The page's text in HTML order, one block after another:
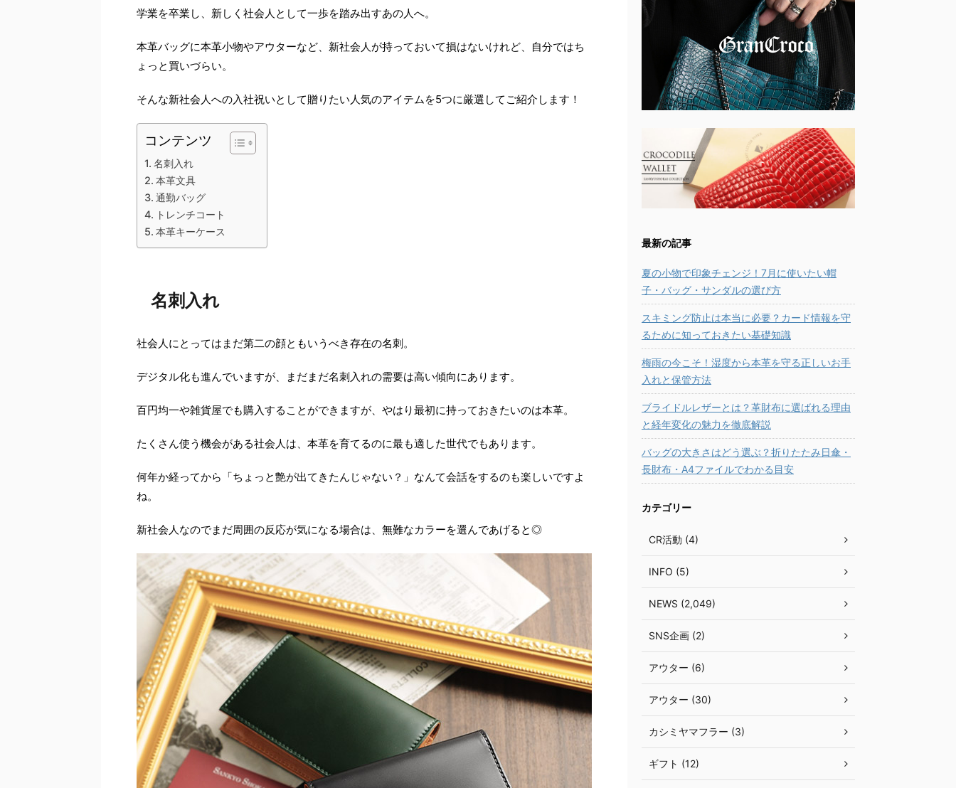
学業を卒業し、新しく社会人として一歩を踏み出すあの人へ。
本革バッグに本革小物やアウターなど、新社会人が持っておいて損はないけれど、自分ではち
ょっと買いづらい。
そんな新社会人への入社祝いとして贈りたい人気のアイテムを5つに厳選してご紹介します！
コンテンツ
名刺入れ
本革文具
通勤バッグ
トレンチコート
本革キーケース
名刺入れ
社会人にとってはまだ第二の顔ともいうべき存在の名刺。
デジタル化も進んでいますが、まだまだ名刺入れの需要は高い傾向にあります。
百円均一や雑貨屋でも購入することができますが、やはり最初に持っておきたいのは本革。
たくさん使う機会がある社会人は、本革を育てるのに最も適した世代でもあります。
何年か経ってから「ちょっと艶が出てきたんじゃない？」なんて会話をするのも楽しいですよ
ね。
新社会人なのでまだ周囲の反応が気になる場合は、無難なカラーを選んであげると◎
最新の記事
夏の小物で印象チェンジ！7月に使いたい帽
子・バッグ・サンダルの選び方
スキミング防止は本当に必要？カード情報を守
るために知っておきたい基礎知識
梅雨の今こそ！湿度から本革を守る正しいお手
入れと保管方法
ブライドルレザーとは？革財布に選ばれる理由
と経年変化の魅力を徹底解説
バッグの大きさはどう選ぶ？折りたたみ日傘・
長財布・A4ファイルでわかる目安
カテゴリー
CR活動 (4)
INFO (5)
NEWS (2,049)
SNS企画 (2)
アウター (6)
アウター (30)
カシミヤマフラー (3)
ギフト (12)